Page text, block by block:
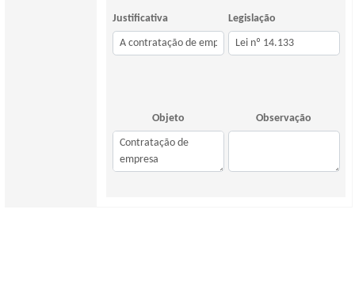
Justificativa Legislação
Objeto Observação